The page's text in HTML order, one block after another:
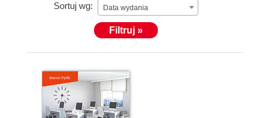
Sortuj wg: Data wydania
Filtruj »